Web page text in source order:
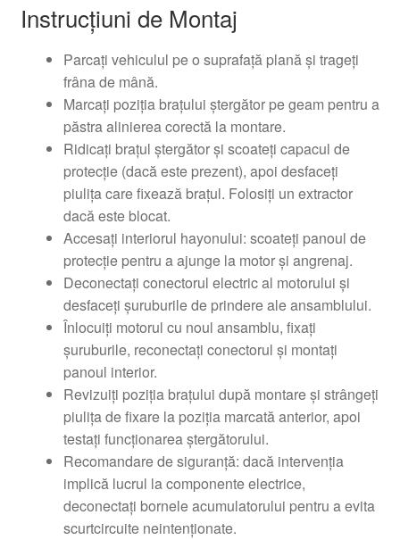
Instrucțiuni de Montaj
Parcați vehiculul pe o suprafață plană și trageți
frâna de mână.
Marcați poziția brațului ștergător pe geam pentru a
păstra alinierea corectă la montare.
Ridicați brațul ștergător și scoateți capacul de
protecție (dacă este prezent), apoi desfaceți
piulița care fixează brațul. Folosiți un extractor
dacă este blocat.
Accesați interiorul hayonului: scoateți panoul de
protecție pentru a ajunge la motor și angrenaj.
Deconectați conectorul electric al motorului și
desfaceți șuruburile de prindere ale ansamblului.
Înlocuiți motorul cu noul ansamblu, fixați
șuruburile, reconectați conectorul și montați
panoul interior.
Revizuiți poziția brațului după montare și strângeți
piulița de fixare la poziția marcată anterior, apoi
testați funcționarea ștergătorului.
Recomandare de siguranță: dacă intervenția
implică lucrul la componente electrice,
deconectați bornele acumulatorului pentru a evita
scurtcircuite neintenționate.